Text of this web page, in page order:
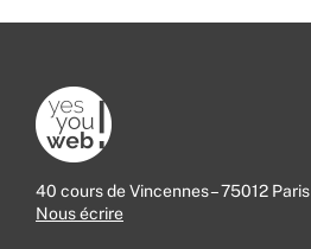
40 cours de Vincennes – 75012 Paris
Nous écrire